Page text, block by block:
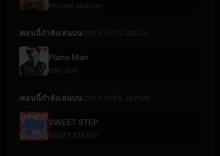
Michael Jackson
ตอนนี้กำลังเล่นบนONLY HITS GOLD
Piano Man
Billy Joel
ตอนนี้กำลังเล่นบนONLY HITS JAPAN
SWEET STEP
SWEET STEADY